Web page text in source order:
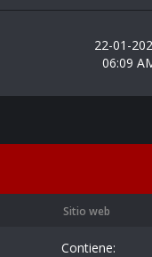
22-01-
06:09
Sitio web
Contiene: